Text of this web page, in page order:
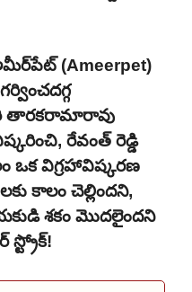
(Ameerpet)
తారకరామారావు
రేవంత్ రెడ్డి
ఒక విగ్రహావిష్కరణ
కాలం చెల్లిందని,
శకం మొదలైందని